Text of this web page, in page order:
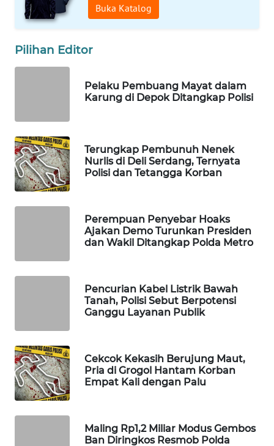
Buka Katalog
Pilihan Editor
Pelaku Pembuang Mayat dalam
Karung di Depok Ditangkap Polisi
Terungkap Pembunuh Nenek
Nurlis di Deli Serdang, Ternyata
Polisi dan Tetangga Korban
Perempuan Penyebar Hoaks
Ajakan Demo Turunkan Presiden
dan Wakil Ditangkap Polda Metro
Pencurian Kabel Listrik Bawah
Tanah, Polisi Sebut Berpotensi
Ganggu Layanan Publik
Cekcok Kekasih Berujung Maut,
Pria di Grogol Hantam Korban
Empat Kali dengan Palu
Maling Rp1,2 Miliar Modus Gembos
Ban Diringkos Resmob Polda
WAHANA
TV
WAHANANEWS
ID
WAHANANEWS
NET
WAHANA
WAHANA
WAHANA
OTOMOTIF
WAHANA